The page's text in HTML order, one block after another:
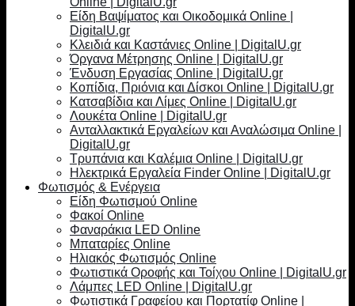
Είδη Βαψίματος και Οικοδομικά Online |
DigitalU.gr
Κλειδιά και Καστάνιες Online | DigitalU.gr
Όργανα Μέτρησης Online | DigitalU.gr
Ένδυση Εργασίας Online | DigitalU.gr
Κοπίδια, Πριόνια και Δίσκοι Online | DigitalU.gr
Κατσαβίδια και Λίμες Online | DigitalU.gr
Λουκέτα Online | DigitalU.gr
Ανταλλακτικά Εργαλείων και Αναλώσιμα Online |
DigitalU.gr
Τρυπάνια και Καλέμια Online | DigitalU.gr
Ηλεκτρικά Εργαλεία Finder Online | DigitalU.gr
Φωτισμός & Ενέργεια
Είδη Φωτισμού Online
Φακοί Online
Φαναράκια LED Online
Μπαταρίες Online
Ηλιακός Φωτισμός Online
Φωτιστικά Οροφής και Τοίχου Online | DigitalU.gr
Λάμπες LED Online | DigitalU.gr
Φωτιστικά Γραφείου και Πορτατίφ Online |